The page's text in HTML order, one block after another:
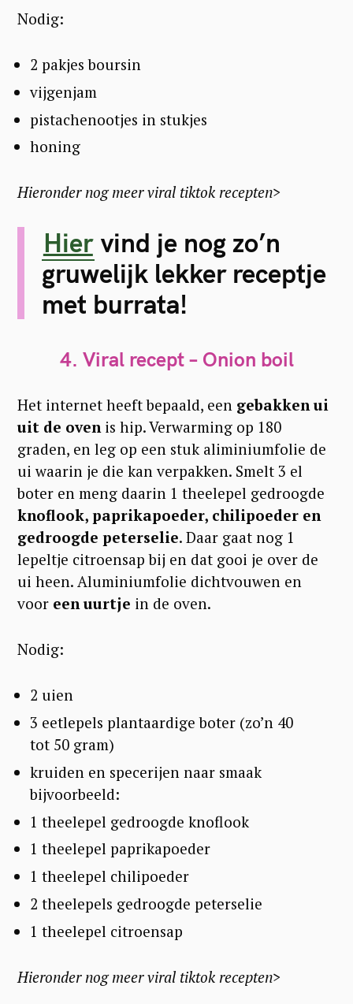
Nodig:
2 pakjes boursin
vijgenjam
pistachenootjes in stukjes
honing
Hieronder nog meer viral tiktok recepten>
Hier vind je nog zo’n
gruwelijk lekker receptje
met burrata!
4. Viral recept – Onion boil
Het internet heeft bepaald, een gebakken ui
uit de ovenis hip. Verwarming op 180
graden, en leg op een stuk aliminiumfolie de
ui waarin je die kan verpakken. Smelt 3 el
boter en meng daarin 1 theelepel gedroogde
knoflook, paprikapoeder, chilipoeder en
gedroogde peterselie. Daar gaat nog 1
lepeltje citroensap bij en dat gooi je over de
ui heen. Aluminiumfolie dichtvouwen en
voor een uurtje in de oven.
Nodig:
2 uien
3 eetlepels plantaardige boter (zo’n 40
tot 50 gram)
kruiden en specerijen naar smaak
bijvoorbeeld:
1 theelepel gedroogde knoflook
1 theelepel paprikapoeder
1 theelepel chilipoeder
2 theelepels gedroogde peterselie
1 theelepel citroensap
Hieronder nog meer viral tiktok recepten>
S
e
a
r
c
h
f
r